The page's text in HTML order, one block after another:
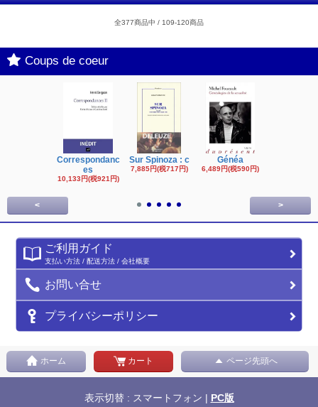
全377商品中 / 109-120商品
Coups de coeur
Correspondanc
es
10,133円(税921円)
Sur Spinoza : c
7,885円(税717円)
Généa
6,489円(税590円)
< >
ご利用ガイド
支払い方法 / 配送方法 / 会社概要
お問い合せ
プライバシーポリシー
ホーム カート ページ先頭へ
表示切替 : スマートフォン | PC版